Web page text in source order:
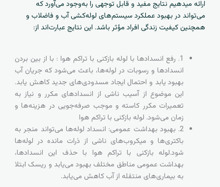
ارائه میدهیم نتایج مفید و قابل توجهی را به‌وجود می‌آورد که
می‌تواند در بهبود عملکرد سیستم‌های لوله‌کشی آب و فاضلاب و
همچنین کیفیت زندگی افراد مؤثر باشد. این نتایج عبارت‌اند از:
1. رفع انسدادها با لوله بازکنی با تراکم هوا : با از بین بردن
انسدادها و رسوبات در لوله‌ها، باعث می‌شود که جریان آب
بهبود یابد و احتمال ایجاد مسدودی‌های جدید کاهش یابد.
این موضوع از آسیب ناشی از انسدادهای مکرر و نیاز به
تعمیرات مکرر کاسته و موجب صرفه‌جویی در هزینه‌ها و
زمان می‌شود. لوله بازکنی با تراکم هوا
2. بهبود بهداشت عمومی: انسداد لوله‌ها می‌تواند منجر به
باکتری‌ها و میکروب‌های ناشی از ذرات مانده در لوله‌ها
شود.لوله بازکنی با تراکم هوا با حذف این انسدادها،
بهداشت عمومی مناطق مختلف بهبود می‌یابد و ریسک ابتلا
به بیماری‌های منتقله از آب کاهش می‌یابد.